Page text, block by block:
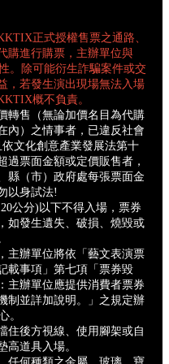
正式授權售票之通路、
購進行購票，主辦單位與
。除可能衍生詐騙案件或交
，若發生演出現場無法入場
概不負責。
轉售（無論加價名目為代購
內）之情事者，已違反社會
文化創意產業發展法第十
過票面金額或定價販售者，
縣（市）政府處每張票面金
以身試法!
公分)以下不得入場，票券
如發生遺失、破損、燒毀或
主辦單位將依「藝文表演票
載事項」第七項「票券毀
主辦單位應提供消費者票券
制並詳加說明。」之規定辦
。
住後方視線、使用腳架或自
高道具入場。